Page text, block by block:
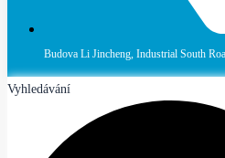
Budova Li Jincheng, Industrial South
Vyhledávání